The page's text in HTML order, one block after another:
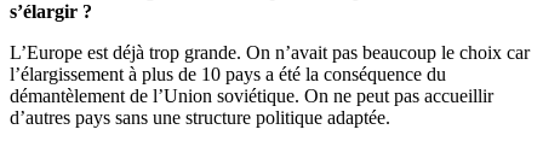
s’élargir ?
L’Europe est déjà trop grande. On n’avait pas beaucoup le choix car
l’élargissement à plus de 10 pays a été la conséquence du
démantèlement de l’Union soviétique. On ne peut pas accueillir
d’autres pays sans une structure politique adaptée.